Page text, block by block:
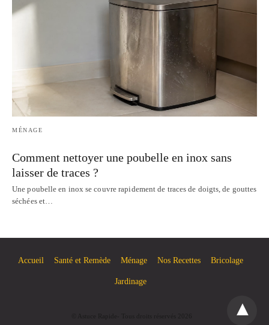
MÉNAGE
Comment nettoyer une poubelle en inox sans
laisser de traces ?
Une poubelle en inox se couvre rapidement de traces de doigts, de gouttes
séchées et…
Accueil Santé et Remède Ménage Nos Recettes Bricolage
Jardinage